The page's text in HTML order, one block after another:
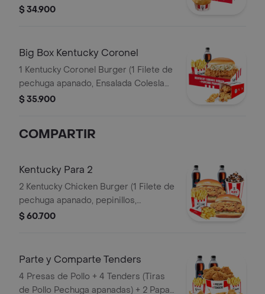
pepinillos, mayonesa premium y
de Salsa 100g
$ 34.900
Big Box Kentucky Coronel
1 Kentucky Coronel Burger (1 Filete de
pechuga apanado, Ensalada Coleslaw,
BBQ y mantequilla) + 1 Pop Corn
$ 35.900
COMPARTIR
Kentucky Para 2
2 Kentucky Chicken Burger (1 Filete de
pechuga apanado, pepinillos,
mayonesa premium y mantequilla) + 2
$ 60.700
Parte y Comparte Tenders
4 Presas de Pollo + 4 Tenders (Tiras
de Pollo Pechuga apanadas) + 2 Papas